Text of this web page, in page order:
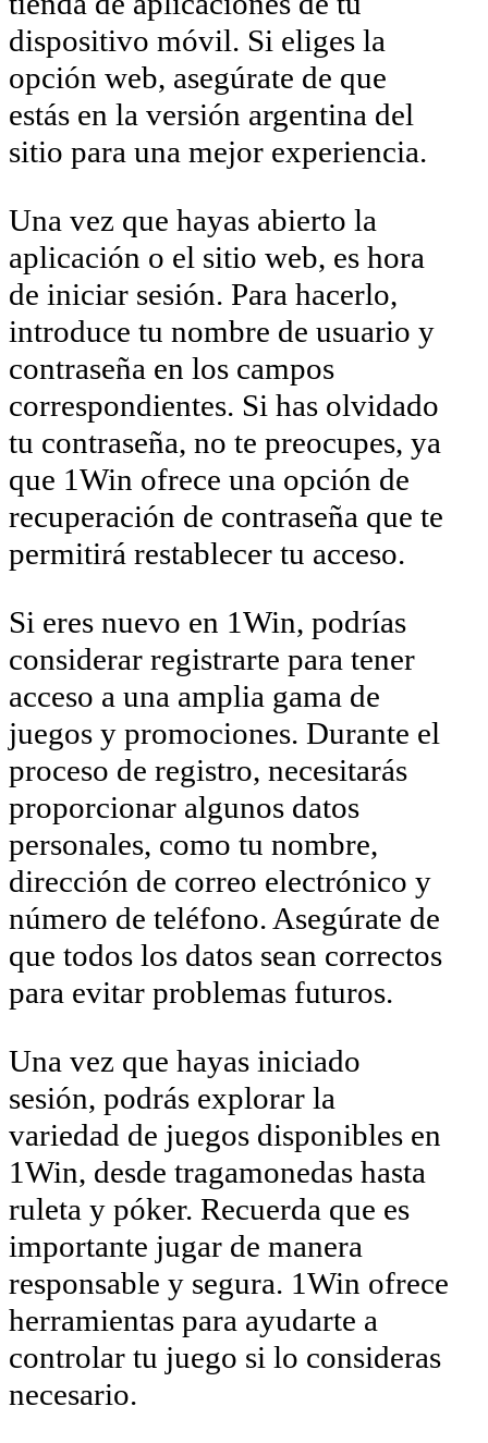
dispositivo móvil. Si eliges la
opción web, asegúrate de que
estás en la versión argentina del
sitio para una mejor experiencia.
Una vez que hayas abierto la
aplicación o el sitio web, es hora
de iniciar sesión. Para hacerlo,
introduce tu nombre de usuario y
contraseña en los campos
correspondientes. Si has olvidado
tu contraseña, no te preocupes, ya
que 1Win ofrece una opción de
recuperación de contraseña que te
permitirá restablecer tu acceso.
Si eres nuevo en 1Win, podrías
considerar registrarte para tener
acceso a una amplia gama de
juegos y promociones. Durante el
proceso de registro, necesitarás
proporcionar algunos datos
personales, como tu nombre,
dirección de correo electrónico y
número de teléfono. Asegúrate de
que todos los datos sean correctos
para evitar problemas futuros.
Una vez que hayas iniciado
sesión, podrás explorar la
variedad de juegos disponibles en
1Win, desde tragamonedas hasta
ruleta y póker. Recuerda que es
importante jugar de manera
responsable y segura. 1Win ofrece
herramientas para ayudarte a
controlar tu juego si lo consideras
necesario.